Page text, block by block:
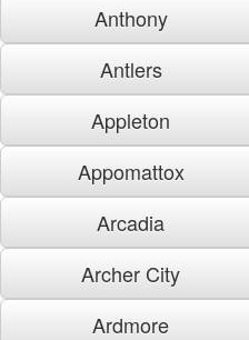
Anthony
Antlers
Appleton
Appomattox
Arcadia
Archer City
Ardmore